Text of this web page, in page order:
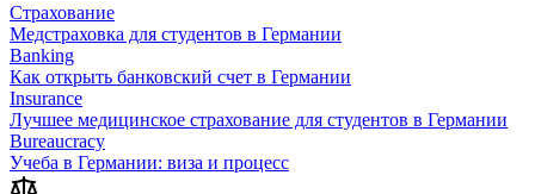
Страхование
Медстраховка для студентов в Германии
Banking
Как открыть банковский счет в Германии
Insurance
Лучшее медицинское страхование для студентов в Германии
Bureaucracy
Учеба в Германии: виза и процесс